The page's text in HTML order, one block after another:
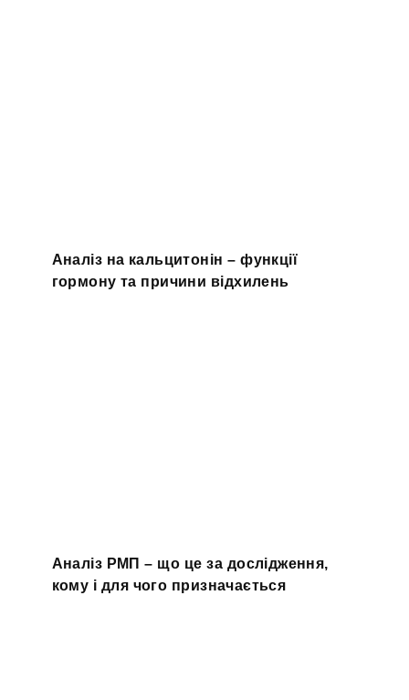
Аналіз на кальцитонін – функції
гормону та причини відхилень
Аналіз РМП – що це за дослідження,
кому і для чого призначається